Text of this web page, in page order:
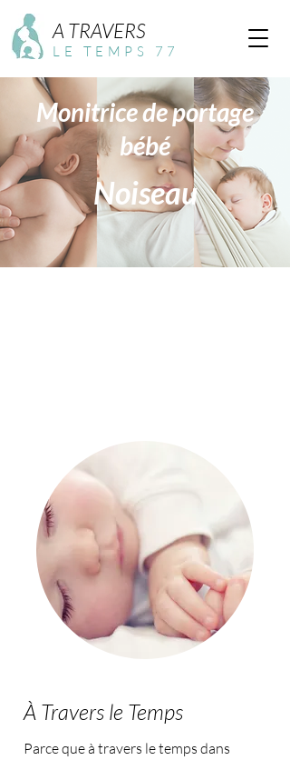
LE TEMPS 77
A TRAVERS
Monitrice de portage
bébé
Noiseau
À Travers le Temps
Parce que à travers le temps dans